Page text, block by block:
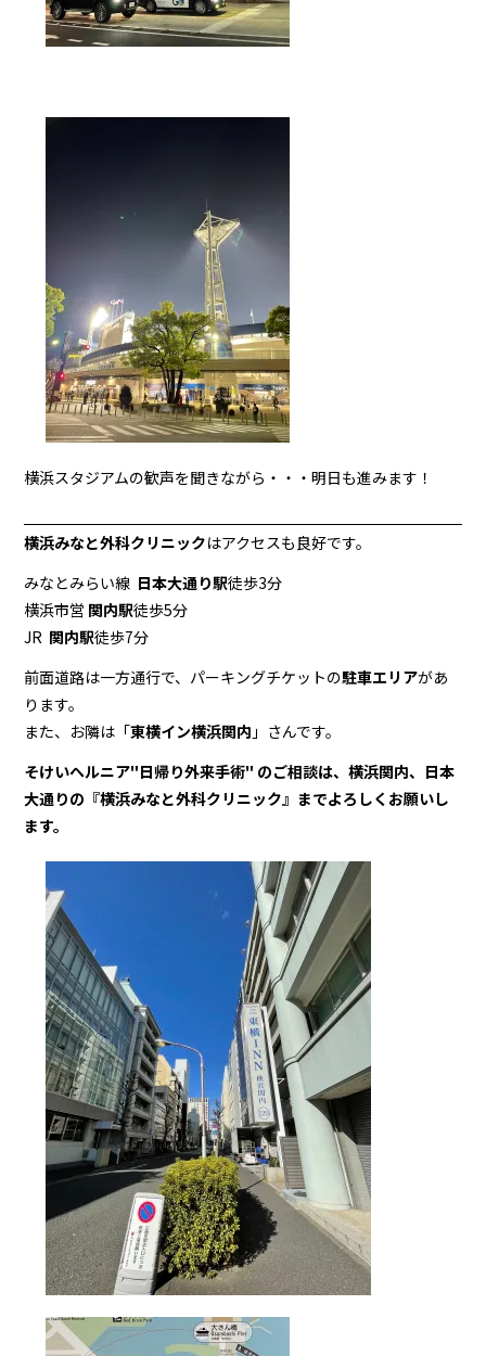
横浜スタジアムの歓声を聞きながら・・・明日も進みます！
横浜みなと外科クリニックはアクセスも良好です。
みなとみらい線 日本大通り駅徒歩3分
横浜市営 関内駅徒歩5分
JR 関内駅徒歩7分
前面道路は一方通行で、パーキングチケットの駐車エリアがあ
ります。
また、お隣は「東横イン横浜関内 」さんです。
そけいヘルニア"日帰り外来手術" のご相談は、横浜関内、日本
大通りの『横浜みなと外科クリニック』までよろしくお願いし
ます。